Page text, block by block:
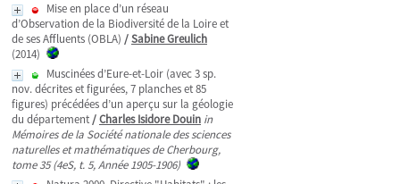
Mise en place d’un réseau
d’Observation de la Biodiversité de la Loire et
de ses Affluents (OBLA) /Sabine Greulich
(2014)
Muscinées d’Eure-et-Loir (avec 3 sp.
nov. décrites et figurées, 7 planches et 85
figures) précédées d’un aperçu sur la géologie
du département/Charles Isidore Douin in
Mémoires de la Société nationale des sciences
naturelles et mathématiques de Cherbourg,
tome 35 (4eS, t. 5, Année 1905-1906)